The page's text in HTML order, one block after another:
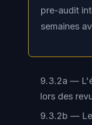
pre-audit
semaines
9.3.2a —
lors des
9.3.2b —